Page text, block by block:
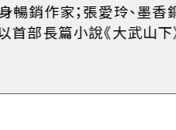
暢銷作家；張愛玲、墨香
首部長篇小說《大武山下